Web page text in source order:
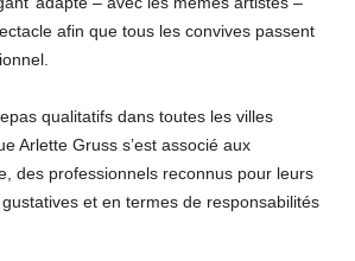
afin que tous les convives passent
qualitatifs dans toutes les villes
Arlette Gruss s’est associé aux
des professionnels reconnus pour leurs
et en termes de responsabilités